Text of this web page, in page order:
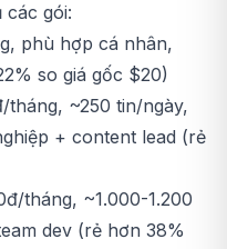
các gói:
phù hợp cá nhân,
so giá gốc $20)
~250 tin/ngày,
+ content lead (rẻ
tháng, ~1.000-1.200
dev (rẻ hơn 38%